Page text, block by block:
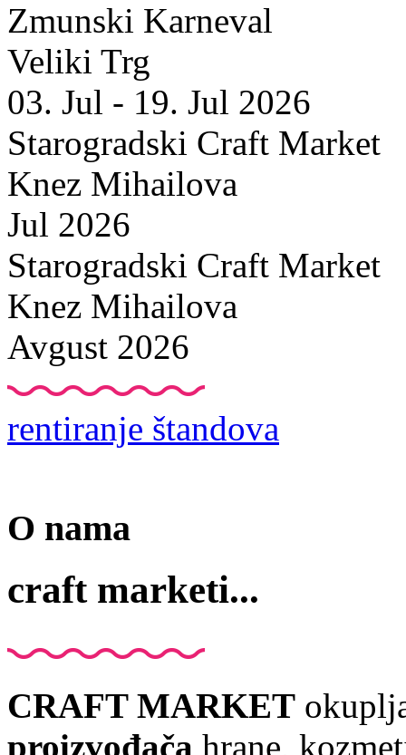
Zmunski Karneval
Veliki Trg
03. Jul - 19. Jul 2026
Starogradski Craft Market
Knez Mihailova
Jul 2026
Starogradski Craft Market
Knez Mihailova
Avgust 2026
rentiranje štandova
O nama
craft marketi...
CRAFT MARKET
proizvođača hrane,